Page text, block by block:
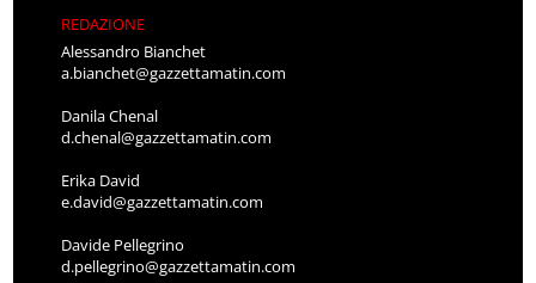
REDAZIONE
Alessandro Bianchet
a.bianchet@gazzettamatin.com
Danila Chenal
d.chenal@gazzettamatin.com
Erika David
e.david@gazzettamatin.com
Davide Pellegrino
d.pellegrino@gazzettamatin.com